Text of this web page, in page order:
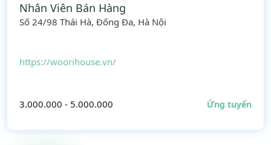
Nhân Viên Bán Hàng
Số 24/98 Thái Hà, Đống Đa, Hà Nội
https://woorihouse.vn/
3.000.000 - 5.000.000 Ứng tuyển